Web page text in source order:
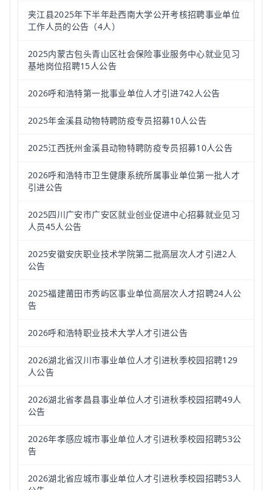
夹江县2025年下半年赴西南大学公开考核招聘事业单位
工作人员的公告（4人）
2025内蒙古包头青山区社会保险事业服务中心就业见习
基地岗位招聘15人公告
2026呼和浩特第一批事业单位人才引进742人公告
2025年金溪县动物特聘防疫专员招募10人公告
2025江西抚州金溪县动物特聘防疫专员招募10人公告
2026呼和浩特市卫生健康系统所属事业单位第一批人才
引进公告
2025四川广安市广安区就业创业促进中心招募就业见习
人员45人公告
2025安徽安庆职业技术学院第二批高层次人才引进2人
公告
2025福建莆田市秀屿区事业单位高层次人才招聘24人公
告
2026呼和浩特职业技术大学人才引进公告
2026湖北省汉川市事业单位人才引进秋季校园招聘129
人公告
2026湖北省孝昌县事业单位人才引进秋季校园招聘49人
公告
2026年孝感应城市事业单位人才引进秋季校园招聘53公
告
2026湖北省应城市事业单位人才引进秋季校园招聘53人